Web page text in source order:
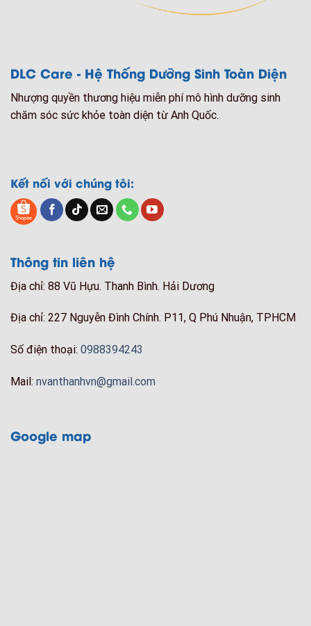
DLC Care - Hệ Thống Dưỡng Sinh Toàn Diện
Nhượng quyền thương hiệu miễn phí mô hình dưỡng sinh
chăm sóc sức khỏe toàn diện từ Anh Quốc.
Kết nối với chúng tôi:
Thông tin liên hệ
Địa chỉ: 88 Vũ Hựu. Thanh Bình. Hải Dương
Địa chỉ: 227 Nguyễn Đình Chính. P11, Q Phú Nhuận, TPHCM
Số điện thoại: 0988394243
Mail: nvanthanhvn@gmail.com
Google map